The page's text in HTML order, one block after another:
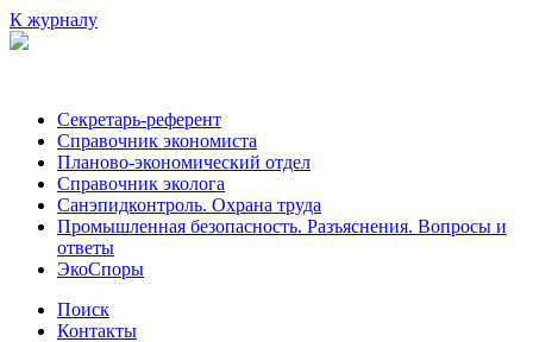
К журналу
Секретарь-референт
Справочник экономиста
Планово-экономический отдел
Справочник эколога
Санэпидконтроль. Охрана труда
Промышленная безопасность. Разъяснения. Вопросы и
ответы
ЭкоСпоры
Поиск
Контакты